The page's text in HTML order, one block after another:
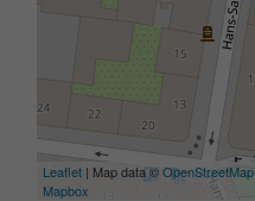
Leaflet | Map data ©OpenStreetMap
Mapbox